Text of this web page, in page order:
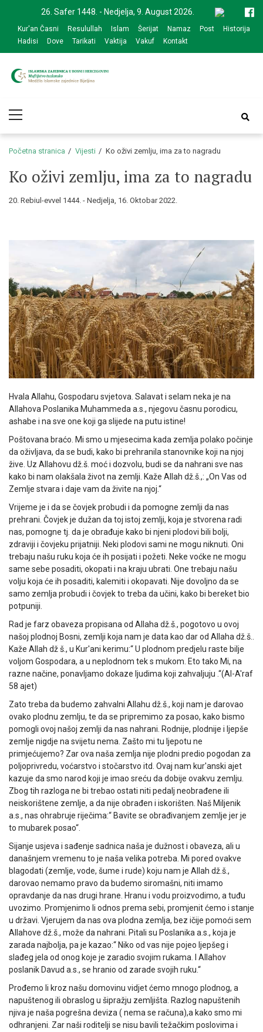
navigation
content
26. Safer 1448. - Nedjelja, 9. August 2026.
Kur'an Časni Resulullah Islam Šerijat Namaz Post
Historija
Hadisi
Dove Tarikati Vaktija Vakuf Kontakt
zajednice Bijeljina
Menu
Početna stranica Vijesti Ko oživi zemlju, ima za to nagradu
Ko oživi zemlju, ima za to nagradu
20. Rebiul-evvel 1444. - Nedjelja, 16. Oktobar 2022.
Hvala Allahu, Gospodaru svjetova. Salavat i selam neka je na
Allahova Poslanika Muhammeda a.s., njegovu časnu porodicu,
ashabe i na sve one koji ga slijede na putu istine!
Poštovana braćo. Mi smo u mjesecima kada zemlja polako počinje
da oživljava, da se budi, kako bi prehranila stanovnike koji na njoj
žive. Uz Allahovu dž.š. moć i dozvolu, budi se da nahrani sve nas
kako bi nam olakšala život na zemlji. Kaže Allah dž.š.,: „On Vas od
Zemlje stvara i daje vam da živite na njoj.“
Vrijeme je i da se čovjek probudi i da pomogne zemlji da nas
prehrani. Čovjek je dužan da toj istoj zemlji, koja je stvorena radi
nas, pomogne tj. da je obrađuje kako bi njeni plodovi bili bolji,
zdraviji i čovjeku prijatniji. Neki plodovi sami ne mogu niknuti. Oni
trebaju našu ruku koja će ih posijati i požeti. Neke voćke ne mogu
same sebe posaditi, okopati i na kraju ubrati. One trebaju našu
volju koja će ih posaditi, kalemiti i okopavati. Nije dovoljno da se
samo zemlja probudi i čovjek to treba da učini, kako bi bereket bio
potpuniji.
Rad je farz obaveza propisana od Allaha dž.š., pogotovo u ovoj
našoj plodnoj Bosni, zemlji koja nam je data kao dar od Allaha dž.š..
Kaže Allah dž š., u Kur'ani kerimu:“ U plodnom predjelu raste bilje
voljom Gospodara, a u neplodnom tek s mukom. Eto tako Mi, na
razne načine, ponavljamo dokaze ljudima koji zahvaljuju .“(Al-A'raf
58 ajet)
Zato treba da budemo zahvalni Allahu dž.š., koji nam je darovao
ovako plodnu zemlju, te da se pripremimo za posao, kako bismo
pomogli ovoj našoj zemlji da nas nahrani. Rodnije, plodnije i ljepše
zemlje nigdje na svijetu nema. Zašto mi tu ljepotu ne
primjećujemo? Zar ova naša zemlja nije plodni predio pogodan za
poljoprivredu, voćarstvo i stočarstvo itd. Ovaj nam kur'anski ajet
kazuje da smo narod koji je imao sreću da dobije ovakvu zemlju.
Zbog tih razloga ne bi trebao ostati niti pedalj neobrađene ili
neiskorištene zemlje, a da nije obrađen i iskorišten. Naš Miljenik
a.s., nas ohrabruje riječima:“ Bavite se obrađivanjem zemlje jer je
to mubarek posao“.
Sijanje usjeva i sađenje sadnica naša je dužnost i obaveza, ali u
današnjem vremenu to je naša velika potreba. Mi pored ovakve
blagodati (zemlje, vode, šume i rude) koju nam je Allah dž.š.,
darovao nemamo pravo da budemo siromašni, niti imamo
opravdanje da nas drugi hrane. Hranu i vodu proizvodimo, a tuđu
uvozimo. Promjenimo li odnos prema sebi, promjenit ćemo i stanje
u državi. Vjerujem da nas ova plodna zemlja, bez ičije pomoći sem
Allahove dž.š., može da nahrani. Pitali su Poslanika a.s., koja je
zarada najbolja, pa je kazao:“ Niko od vas nije pojeo ljepšeg i
slađeg jela od onog koje je zaradio svojim rukama. I Allahov
poslanik Davud a.s., se hranio od zarade svojih ruku.“
Prođemo li kroz našu domovinu vidjet ćemo mnogo plodnog, a
napuštenog ili obraslog u šipražju zemljišta. Razlog napuštenih
njiva je naša pogrešna deviza ( nema se računa),a kako smo mi
odhranjeni. Zar naši roditelji se nisu bavili težačkim poslovima i